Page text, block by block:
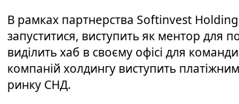
В рамках партнерства Softinvest
запуститися, виступить як ментор для
виділить хаб в своєму офісі для
компаній холдингу виступить
ринку СНД.